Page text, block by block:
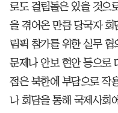
로도 걸림돌은 있을 것으
을 겪어온 만큼 당국자
림픽 참가를 위한 실무 협
문제나 안보 현안 등으로
점은 북한에 부담으로 작
나 회담을 통해 국제사회